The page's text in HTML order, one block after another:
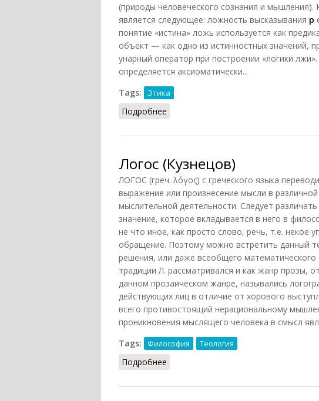
(природы человеческого сознания и мышления).
является следующее: ложность высказывания р
понятие «истина» ложь используется как
объект — как одно из истинностных значений,
унарный оператор при построении «логики
определяется аксиоматически...
Tags:
Этика
Подробнее
Логос (Кузнецов)
ЛОГОС (греч. λόγος) с греческого языка
выражение или произнесение мысли в
мыслительной деятельности. Следует
значение, которое вкладывается в него в
не что иное, как просто слово, речь, т.е. некое
обращение. Поэтому можно встретить данный
решения, или даже всеобщего
традиции Л. рассматривался и как жанр прозы,
данном прозаическом жанре, назывались
действующих лиц в отличие от хорового
всего противостоящий нерациональному
проникновения мыслящего человека в смысл
Tags:
Философия Теология
Подробнее